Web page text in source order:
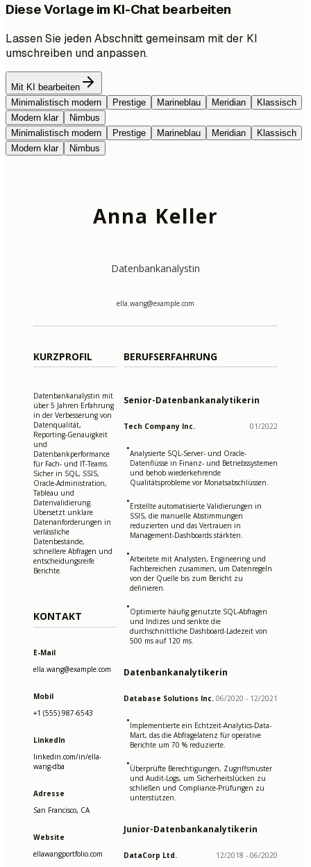
Diese Vorlage im KI-Chat bearbeiten
Lassen Sie jeden Abschnitt gemeinsam mit der KI
umschreiben und anpassen.
Mit KI bearbeiten
Minimalistisch modern
Prestige Marineblau Meridian
Klassisch
Modern klar
Nimbus
Minimalistisch modern
Prestige Marineblau Meridian
Klassisch
Modern klar
Nimbus
Anna Keller
Datenbankanalystin
ella.wang@example.com
KURZPROFIL
Datenbankanalystin mit
über 5 Jahren Erfahrung
in der Verbesserung von
Datenqualität,
Reporting-Genauigkeit
und
Datenbankperformance
für Fach- und IT-Teams.
Sicher in SQL, SSIS,
Oracle-Administration,
Tableau und
Datenvalidierung.
Übersetzt unklare
Datenanforderungen in
verlässliche
Datenbestände,
schnellere Abfragen und
entscheidungsreife
Berichte.
KONTAKT
E-Mail
ella.wang@example.com
Mobil
+1 (555) 987-6543
LinkedIn
linkedin.com/in/ella-
wang-dba
Adresse
San Francisco, CA
Website
ellawangportfolio.com
BERUFSERFAHRUNG
Senior-Datenbankanalytikerin
Tech Company Inc. 01/2022
•Analysierte SQL-Server- und Oracle-
Datenflüsse in Finanz- und Betriebssystemen
und behob wiederkehrende
Qualitätsprobleme vor Monatsabschlüssen.
•Erstellte automatisierte Validierungen in
SSIS, die manuelle Abstimmungen
reduzierten und das Vertrauen in
Management-Dashboards stärkten.
•Arbeitete mit Analysten, Engineering und
Fachbereichen zusammen, um Datenregeln
von der Quelle bis zum Bericht zu
definieren.
•Optimierte häufig genutzte SQL-Abfragen
und Indizes und senkte die
durchschnittliche Dashboard-Ladezeit von
500 ms auf 120 ms.
Datenbankanalytikerin
Database Solutions Inc. 06/2020 - 12/2021
•Implementierte ein Echtzeit-Analytics-Data-
Mart, das die Abfragelatenz für operative
Berichte um 70 % reduzierte.
•Überprüfte Berechtigungen, Zugriffsmuster
und Audit-Logs, um Sicherheitslücken zu
schließen und Compliance-Prüfungen zu
unterstützen.
Junior-Datenbankanalytikerin
DataCorp Ltd. 12/2018 - 06/2020